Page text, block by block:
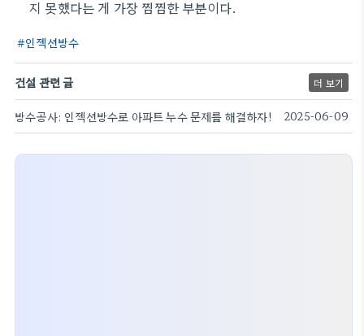
지 못했다는 게 가장 찜찜한 부분이다.
인젝션방수
건설 관련 글 더 보기
방수공사: 인젝션방수로 아파트 누수 문제를 해결하자! 2025-06-09